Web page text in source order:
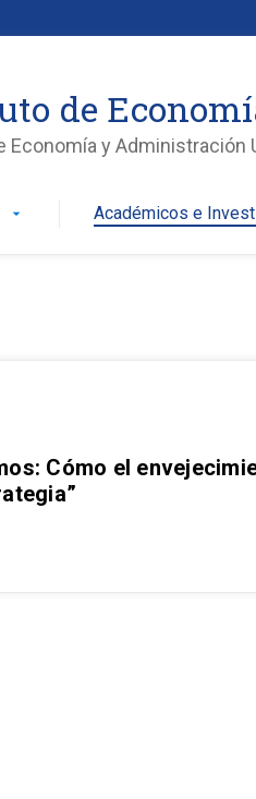
de
Economía y Administración
arrow_drop_down Académicos e
Cómo el